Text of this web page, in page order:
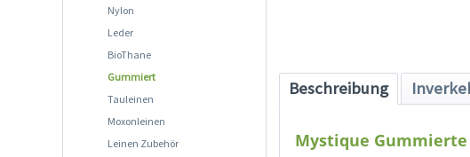
Nylon
Leder
BioThane
Gummiert
Tauleinen
Moxonleinen
Leinen Zubehör
Beschreibung
Mystique